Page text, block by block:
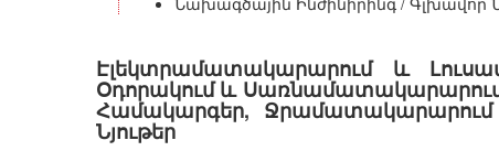
Էլեկտրամատակարարում և
Օդորակում և
Համակարգեր,
Նյութեր